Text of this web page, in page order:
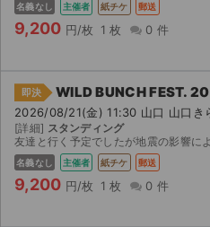
音楽情報
名義なし 主催者 紙チケ 郵送
9,200 円/枚 1 枚 0 件
即決 WILD BUNCH FEST.
2026/08/21(金) 11:30 山口 山口き
[詳細] スタンディング
友達と行く予定でしたが地震の影響により行けなくなりました（ ; ; ）こ
名義なし 主催者 紙チケ 郵送
9,200 円/枚 1 枚 0 件